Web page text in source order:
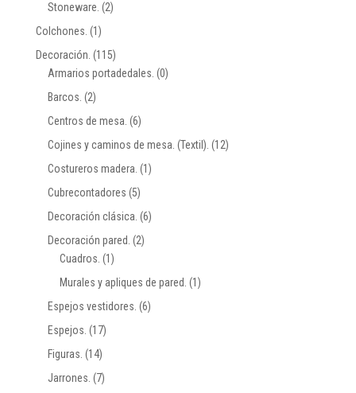
Stoneware. (2)
Colchones. (1)
Decoración. (115)
Armarios portadedales. (0)
Barcos. (2)
Centros de mesa. (6)
Cojines y caminos de mesa. (Textil). (12)
Costureros madera. (1)
Cubrecontadores (5)
Decoración clásica. (6)
Decoración pared. (2)
Cuadros. (1)
Murales y apliques de pared. (1)
Espejos vestidores. (6)
Espejos. (17)
Figuras. (14)
Jarrones. (7)